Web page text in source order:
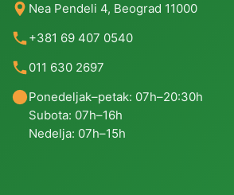
Nea Pendeli 4, Beograd 11000
+381 69 407 0540
011 630 2697
Ponedeljak–petak: 07h–20:30h
Subota: 07h–16h
Nedelja: 07h–15h